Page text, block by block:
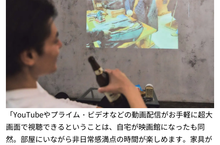
「YouTubeやプライム・ビデオなどの動画配信がお手軽に超大
画面で視聴できるということは、自宅が映画館になったも同
然。部屋にいながら非日常感満点の時間が楽しめます。家具が